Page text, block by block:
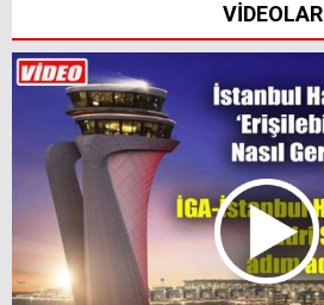
VİDEOLAR